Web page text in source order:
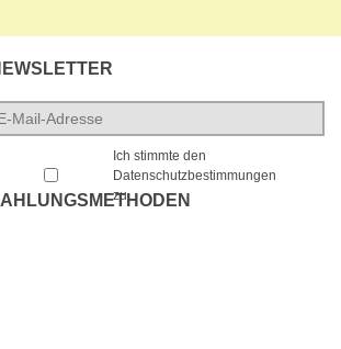
Ich stimmte den
Datenschutzbestimmungen
zu.